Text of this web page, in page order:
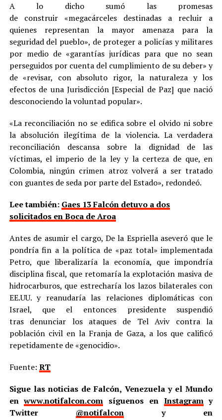
A lo dicho sumó las promesas
de construir «megacárceles destinadas a recluir a
quienes representan la mayor amenaza para la
seguridad del pueblo», de proteger a policías y militares
por medio de «garantías jurídicas para que no sean
perseguidos por cuenta del cumplimiento de su deber» y
de «revisar, con absoluto rigor, la naturaleza y los
efectos de una Jurisdicción [Especial de Paz] que nació
desconociendo la voluntad popular».
«La reconciliación no se edifica sobre el olvido ni sobre
la absolución ilegítima de la violencia. La verdadera
reconciliación descansa sobre la dignidad de las
víctimas, el imperio de la ley y la certeza de que, en
Colombia, ningún crimen atroz volverá a ser tratado
con guantes de seda por parte del Estado», redondeó.
Lee también: Gaes 13 Falcón detuvo a dos
solicitados en Boca de Aroa
Antes de asumir el cargo, De la Espriella aseveró que le
pondría fin a la política de «paz total» implementada
Petro, que liberalizaría la economía, que impondría
disciplina fiscal, que retomaría la explotación masiva de
hidrocarburos, que estrecharía los lazos bilaterales con
EE.UU. y reanudaría las relaciones diplomáticas con
Israel, que el entonces presidente suspendió
tras denunciar los ataques de Tel Aviv contra la
población civil en la Franja de Gaza, a los que calificó
repetidamente de «genocidio».
Fuente: RT
Sigue las noticias de Falcón, Venezuela y el Mundo
enwww.notifalcon.com síguenos en Instagramy
Twitter @notifalcony en